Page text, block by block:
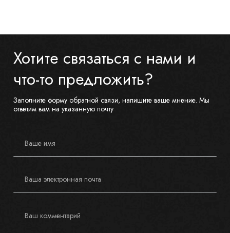
Хотите связаться с нами и
что-то предложить?
Заполните форму обратной связи, напишите ваше мнение. Мы
ответим вам на указанную почту
Ваше имя
Ваша электронная почта
Ваш комментарий